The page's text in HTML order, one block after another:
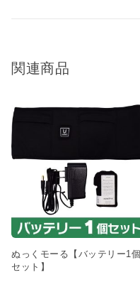
関連商品
ぬっくモーる【バッテリー1個
セット】